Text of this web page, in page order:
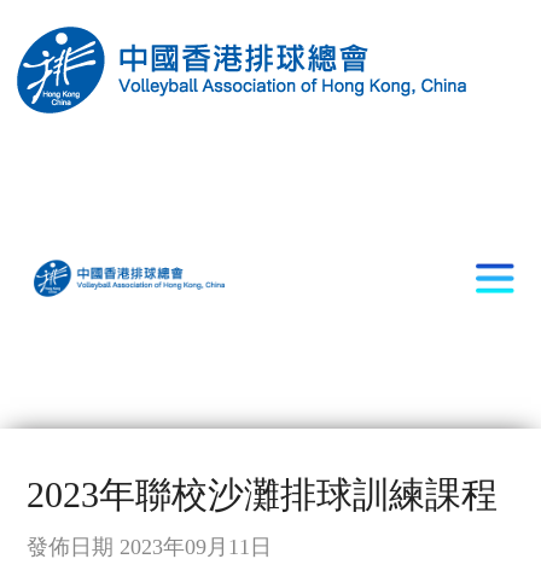
2023年聯校沙灘排球訓練課程
發佈日期 2023年09月11日